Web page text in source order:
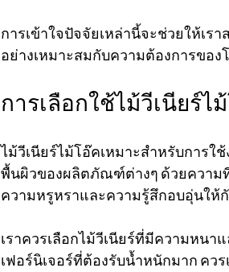
การเข้าใจปัจจัยเหล่านี้จะช่วยให้เร
อย่างเหมาะสมกับความต้องการของ
การเลือกใช้ไม้วีเนียร์
ไม้วีเนียร์ไม้โอ๊คเหมาะสำหรับการใ
พื้นผิวของผลิตภัณฑ์ต่างๆ ด้วยความ
ความหรูหราและความรู้สึกอบอุ่นให้
เราควรเลือกไม้วีเนียร์ที่มีความหนา
เฟอร์นิเจอร์ที่ต้องรับน้ำหนักมาก คว